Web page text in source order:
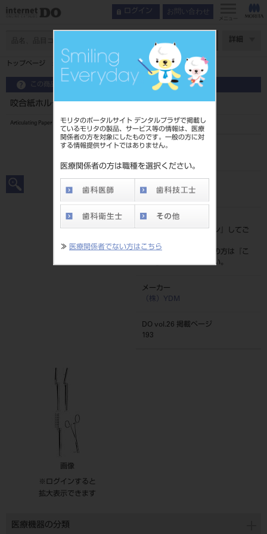
モリタのポータルサイト デンタルプラザで掲載し
ているモリタの製品、サービス等の情報は、医療
関係者の方を対象にしたものです。一般の方に対
する情報提供サイトではありません。
医療関係者の方は職種を選択ください。
≫ 医療関係者でない方はこちら
ログイン お問い合わせ
メニュー
詳細
トップページ 咬合紙ホルダー クレンメル
この商品に関するお問い合わせ
咬合紙ホルダー クレンメル
Articulating Paper Holder
品目コード
4963931112500
標準価格
価格の確認は『ログイン
』してご
ネット会員登録がまだの方は『
こ
ちら』より登録ください。
メーカー
（株）YDM
DO vol.26 掲載ページ
193
画像
※ログインすると
拡大表示できます
医療機器の分類